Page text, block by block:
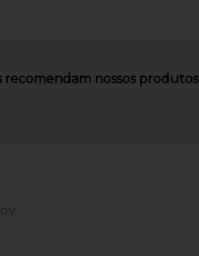
recomendam nossos produtos